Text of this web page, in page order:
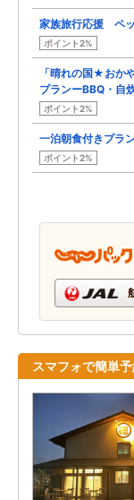
家族旅行応援 ペ
ポイント2%
「晴れの国★おか
プランーBBQ・自
ポイント2%
一泊朝食付きプ
ポイント2%
スマフォで簡単